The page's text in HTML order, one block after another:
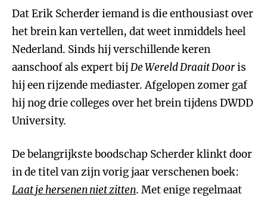
Dat Erik Scherder iemand is die enthousiast over
het brein kan vertellen, dat weet inmiddels heel
Nederland. Sinds hij verschillende keren
aanschoof als expert bij De Wereld Draait Dooris
hij een rijzende mediaster. Afgelopen zomer gaf
hij nog drie colleges over het brein tijdens DWDD
University.
De belangrijkste boodschap Scherder klinkt door
in de titel van zijn vorig jaar verschenen boek:
Laat je hersenen niet zitten. Met enige regelmaat